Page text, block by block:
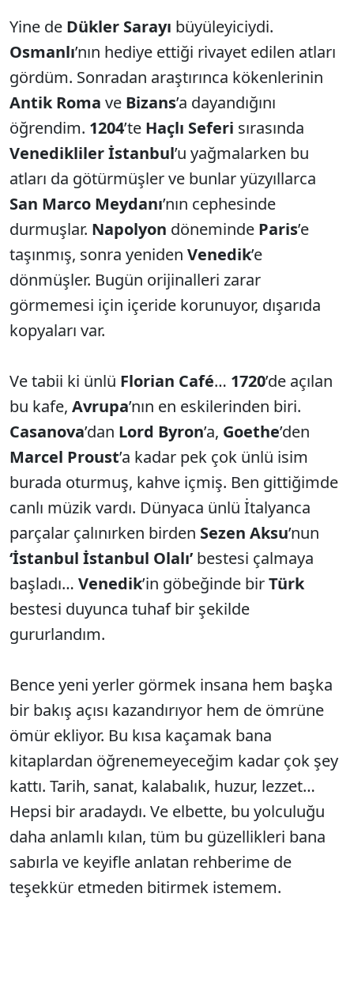
Yine de Dükler Sarayı büyüleyiciydi.
Osmanlı’nın hediye ettiği rivayet edilen atları
gördüm. Sonradan araştırınca kökenlerinin
Antik Roma ve Bizans’a dayandığını
öğrendim. 1204’te Haçlı Seferi sırasında
Venediklilerİstanbul’u yağmalarken bu
atları da götürmüşler ve bunlar yüzyıllarca
San Marco Meydanı’nın cephesinde
durmuşlar. Napolyon döneminde Paris’e
taşınmış, sonra yeniden Venedik’e
dönmüşler. Bugün orijinalleri zarar
görmemesi için içeride korunuyor, dışarıda
kopyaları var.
Ve tabii ki ünlü Florian Café… 1720’de açılan
bu kafe, Avrupa’nın en eskilerinden biri.
Casanova’dan Lord Byron’a, Goethe’den
Marcel Proust’a kadar pek çok ünlü isim
burada oturmuş, kahve içmiş. Ben gittiğimde
canlı müzik vardı. Dünyaca ünlü İtalyanca
parçalar çalınırken birden Sezen Aksu’nun
‘İstanbul İstanbul Olalı’ bestesi çalmaya
başladı… Venedik’in göbeğinde birTürk
bestesi duyunca tuhaf bir şekilde
gururlandım.
Bence yeni yerler görmek insana hem başka
bir bakış açısı kazandırıyor hem de ömrüne
ömür ekliyor. Bu kısa kaçamak bana
kitaplardan öğrenemeyeceğim kadar çok şey
kattı. Tarih, sanat, kalabalık, huzur, lezzet…
Hepsi bir aradaydı. Ve elbette, bu yolculuğu
daha anlamlı kılan, tüm bu güzellikleri bana
sabırla ve keyifle anlatan rehberime de
teşekkür etmeden bitirmek istemem.